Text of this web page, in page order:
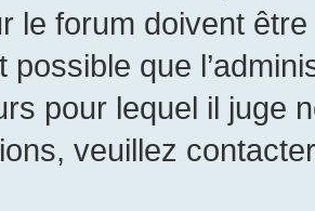
le forum doivent
possible que
pour lequel il juge
veuillez